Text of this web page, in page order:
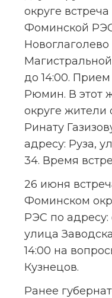
округе
Фоминской
до 14:00.
Рюмин. В этот
округе жители
Ринату
адресу: Руза,
34. Время
26 июня
Фоминском
РЭС по адресу:
улица
14:00 на
Кузнецов.
Ранее